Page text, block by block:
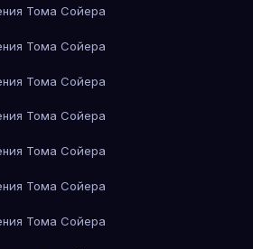
Тома Сойера
Тома Сойера
Тома Сойера
Тома Сойера
Тома Сойера
Тома Сойера
Тома Сойера